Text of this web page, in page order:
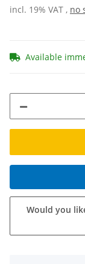
incl. 19% VAT , no
Available
Would you